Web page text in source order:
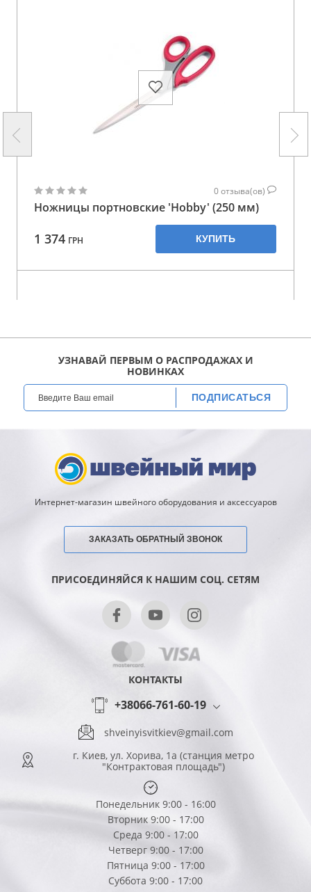
0отзыва(ов)
Ножницы портновские 'Hobby' (250 мм)
1 374 ГРН КУПИТЬ
УЗНАВАЙ ПЕРВЫМ О РАСПРОДАЖАХ И
НОВИНКАХ
ПОДПИСАТЬСЯ
Интернет-магазин швейного оборудования и аксессуаров
ЗАКАЗАТЬ ОБРАТНЫЙ ЗВОНОК
ПРИСОЕДИНЯЙСЯ К НАШИМ СОЦ. СЕТЯМ
КОНТАКТЫ
+38066-761-60-19
shveinyisvitkiev@gmail.com
г. Киев, ул. Хорива, 1а (станция метро
"Контрактовая площадь")
Понедельник 9:00 - 16:00
Вторник 9:00 - 17:00
Среда 9:00 - 17:00
Четверг 9:00 - 17:00
Пятница 9:00 - 17:00
Суббота 9:00 - 17:00